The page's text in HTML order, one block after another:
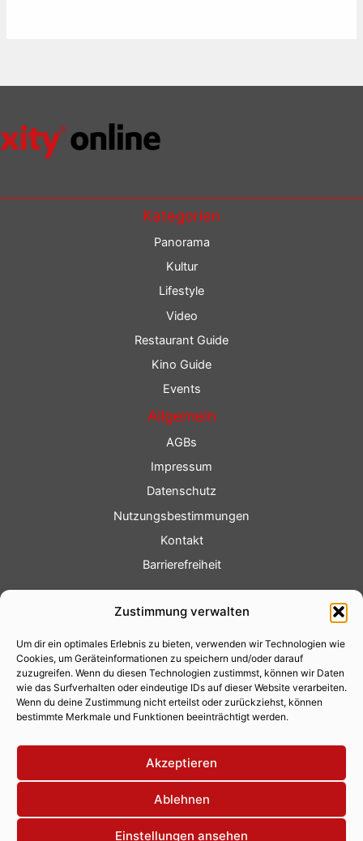
Zustimmung verwalten
Um dir ein optimales Erlebnis zu bieten, verwenden wir Technologien wie
Cookies, um Geräteinformationen zu speichern und/oder darauf
zuzugreifen. Wenn du diesen Technologien zustimmst, können wir Daten
wie das Surfverhalten oder eindeutige IDs auf dieser Website verarbeiten.
Wenn du deine Zustimmung nicht erteilst oder zurückziehst, können
bestimmte Merkmale und Funktionen beeinträchtigt werden.
Akzeptieren
Ablehnen
Einstellungen ansehen
Kategorien
Panorama
Kultur
Lifestyle
Video
Restaurant Guide
Kino Guide
Events
Allgemein
AGBs
Impressum
Datenschutz
Nutzungsbestimmungen
Kontakt
Barrierefreiheit
Fotoservice
Videoservice
Werbung
Contenterstellung
Lokalnachrichten
Lokalfernsehen
Eventkalender